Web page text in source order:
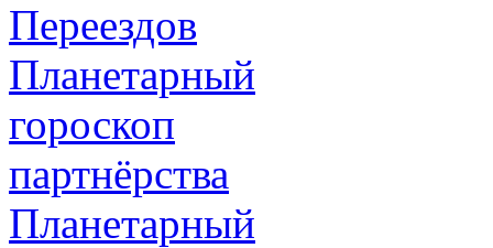
Переездов
Планетарный
гороскоп
партнёрства
Планетарный